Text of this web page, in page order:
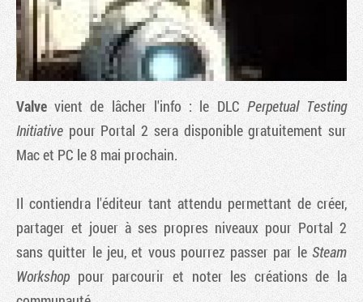
Valve vient de lâcher l'info : le DLC Perpetual Testing
Initiative pour Portal 2 sera disponible gratuitement sur
Mac et PC le 8 mai prochain.
Il contiendra l'éditeur tant attendu permettant de créer,
partager et jouer à ses propres niveaux pour Portal 2
sans quitter le jeu, et vous pourrez passer par le Steam
Workshop pour parcourir et noter les créations de la